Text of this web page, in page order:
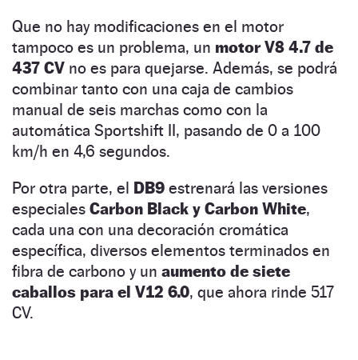
Que no hay modificaciones en el motor
tampoco es un problema, un motor V8 4.7 de
437 CV no es para quejarse. Además, se podrá
combinar tanto con una caja de cambios
manual de seis marchas como con la
automática Sportshift II, pasando de 0 a 100
km/h en 4,6 segundos.
Por otra parte, el DB9 estrenará las versiones
especiales Carbon Black y Carbon White,
cada una con una decoración cromática
específica, diversos elementos terminados en
fibra de carbono y un aumento de siete
caballos para el V12 6.0, que ahora rinde 517
CV.